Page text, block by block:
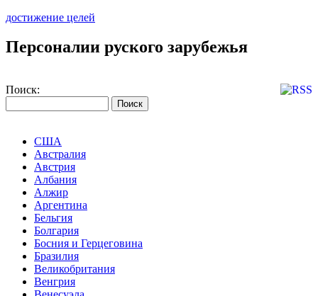
достижение целей
Персоналии руского зарубежья
Поиск:
США
Австралия
Австрия
Албания
Алжир
Аргентина
Бельгия
Болгария
Босния и Герцеговина
Бразилия
Великобритания
Венгрия